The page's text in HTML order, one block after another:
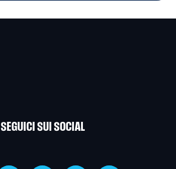
SEGUICI SUI SOCIAL